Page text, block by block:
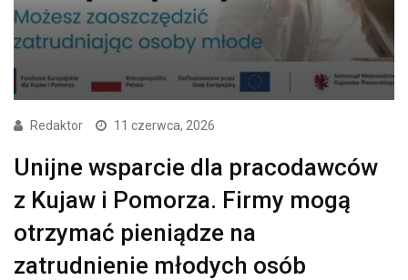
Redaktor 11 czerwca, 2026
Unijne wsparcie dla pracodawców
z Kujaw i Pomorza. Firmy mogą
otrzymać pieniądze na
zatrudnienie młodych osób